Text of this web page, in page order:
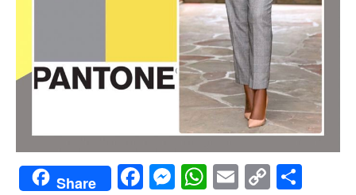
Share Facebook
Messenger
WhatsApp
Email
Copy